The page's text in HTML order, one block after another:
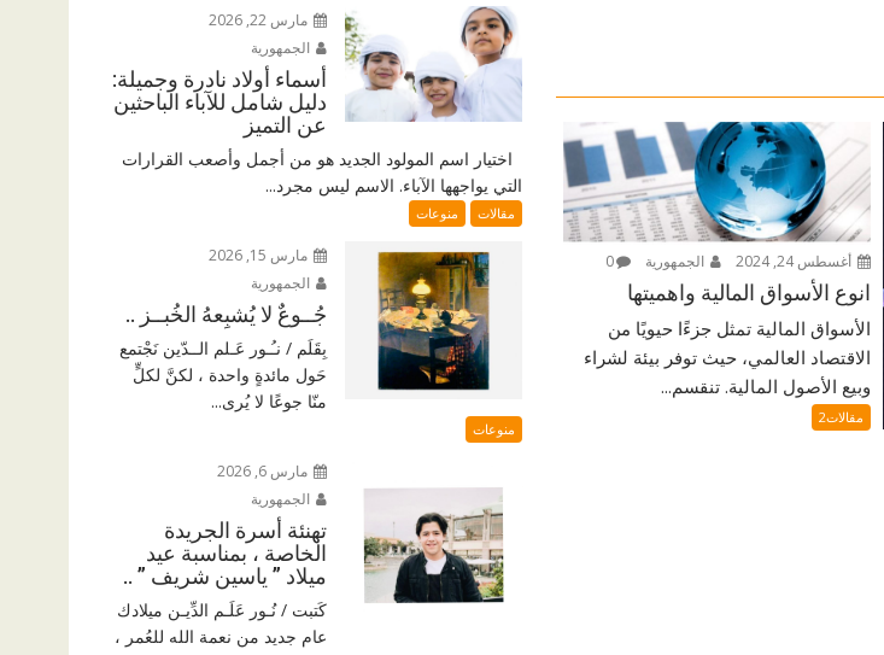
أغسطس 24, 2024 الجمهورية 0
انوع الأسواق المالية واهميتها
الأسواق المالية تمثل جزءًا حيويًا من
الاقتصاد العالمي، حيث توفر بيئة لشراء
وبيع الأصول المالية. تنقسم...
مقالات2
مارس 22, 2026
الجمهورية
أسماء أولاد نادرة وجميلة:
دليل شامل للآباء الباحثين
عن التميز
اختيار اسم المولود الجديد هو من أجمل وأصعب القرارات
التي يواجهها الآباء. الاسم ليس مجرد...
مقالات منوعات
مارس 15, 2026
الجمهورية
جُــوعٌ لا يُشبِعهُ الخُبــز ..
بِقَلَم / نـُـور عَـلم الــدّين نَجْتمع
حَول مائدةٍ واحدة ، لكنَّ لكلٍّ
منّا جوعًا لا يُرى...
منوعات
مارس 6, 2026
الجمهورية
تهنئة أسرة الجريدة
الخاصة ، بمناسبة عيد
ميلاد ” ياسين شريف ” ..
كَتبت / نُـور عَلَـم الدِّيـن ميلادك
عام جديد من نعمة الله للعُمر ،